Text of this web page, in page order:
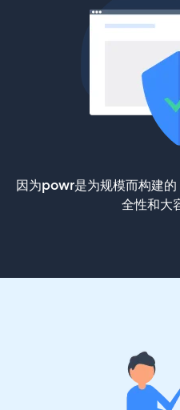
因为powr是为规模而构建
全性和大